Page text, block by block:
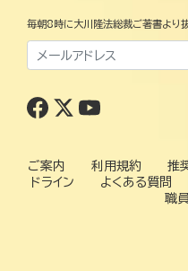
毎朝8時に大川隆法総裁ご著書より
ご案内 利用規約 推
ドライン
よくある質問
職